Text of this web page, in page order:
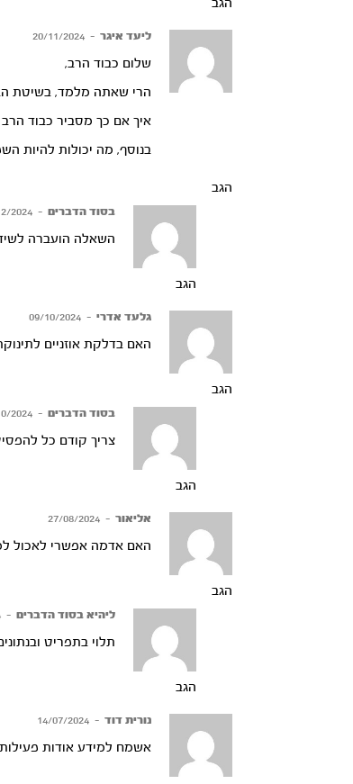
הגב
ליעד איגר –
20/11/2024
שלום כבוד הרב,
הרי שאתה מלמד, בשיטת
איך אם כך מסביר כבוד
בנוסף, מה יכולות להיות
הגב
בסוד הדברים –
2024
השאלה הועברה
הגב
גלעד אדרי –
09/10/2024
האם בדלקת אוזניים
הגב
בסוד הדברים –
2024
צריך קודם כל
הגב
אליאור –
27/08/2024
האם אדמה אפשרי לאכול
הגב
ליהיא בסוד הדברים –
תלוי בתפריט
הגב
נורית דוד –
14/07/2024
אשמח למידע אודות